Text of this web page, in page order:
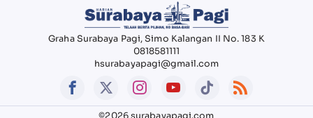
Graha Surabaya Pagi, Simo Kalangan II No. 183 K
0818581111
hsurabayapagi@gmail.com